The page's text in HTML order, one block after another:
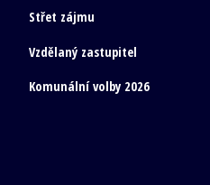
Střet zájmu
Vzdělaný zastupitel
Komunální volby 2026